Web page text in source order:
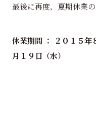
最後に再度、夏期休業の
休業期間 ： ２０１５年
月１９日（水）